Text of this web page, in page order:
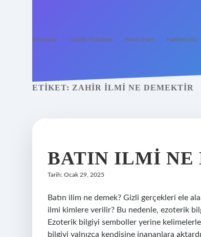
Anasayfa Gizlilik Politikası Yasal Uyarı Hakkımızda
ETIKET: ZAHIR ILMI NE DEMEKTIR
BATIN ILMI NE
Tarih: Ocak 29, 2025
Batın ilim ne demek? Gizli gerçekleri ele
ilmi kimlere verilir? Bu nedenle, ezoterik
Ezoterik bilgiyi semboller yerine
bilgiyi yalnızca kendisine inananlara